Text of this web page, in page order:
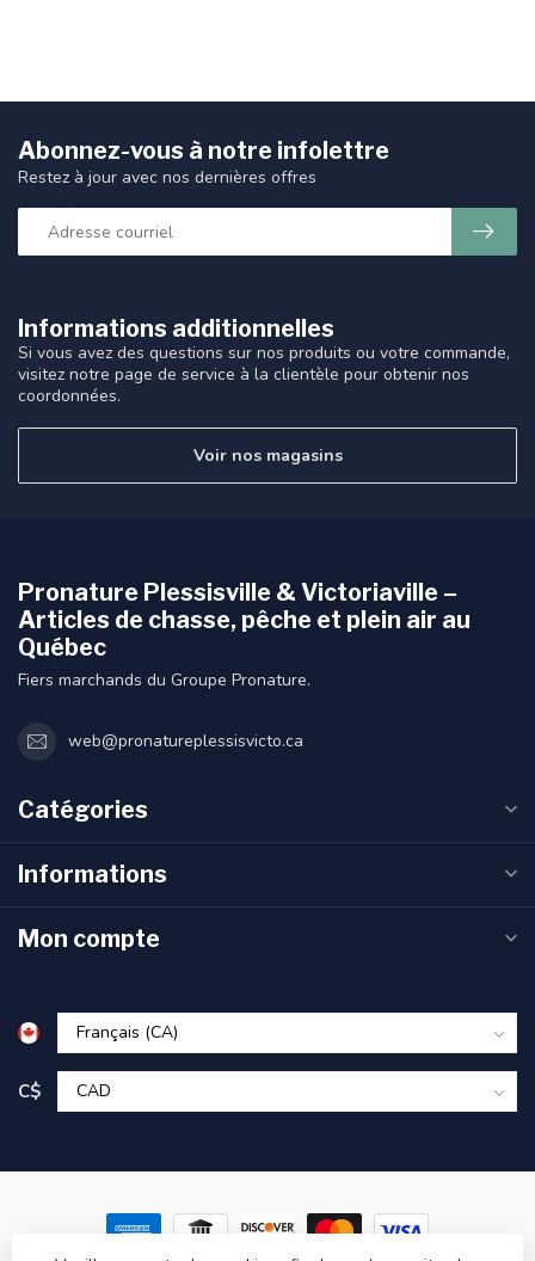
Informations additionnelles
Si vous avez des questions sur nos produits ou votre commande,
visitez notre page de service à la clientèle pour obtenir nos
coordonnées.
Voir nos magasins
Abonnez-vous à notre infolettre
Restez à jour avec nos dernières offres
Pronature Plessisville & Victoriaville –
Articles de chasse, pêche et plein air au
Québec
Fiers marchands du Groupe Pronature.
web@pronatureplessisvicto.ca
Catégories
Informations
Mon compte
C$